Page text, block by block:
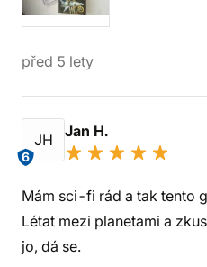
před 5 lety
JH
6
Jan H.
Mám sci-fi rád a tak tento
Létat mezi planetami a
jo, dá se.